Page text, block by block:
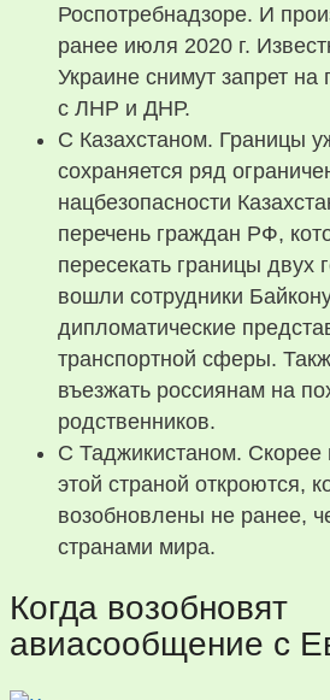
Роспотребнадзоре. И
ранее июля 2020 г.
Украине снимут запрет на
с ЛНР и ДНР.
С Казахстаном. Границы
сохраняется ряд
нацбезопасности
перечень граждан РФ,
пересекать границы двух
вошли сотрудники
дипломатические
транспортной сферы.
въезжать россиянам на
родственников.
С Таджикистаном. Скорее
этой страной откроются,
возобновлены не ранее,
странами мира.
Когда возобновят
авиасообщение с